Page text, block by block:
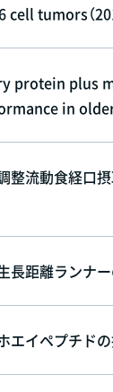
tumors（
protein plus
in
整流動食経口
距離ランナー
エイペプチド